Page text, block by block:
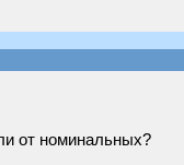
от номинальных?